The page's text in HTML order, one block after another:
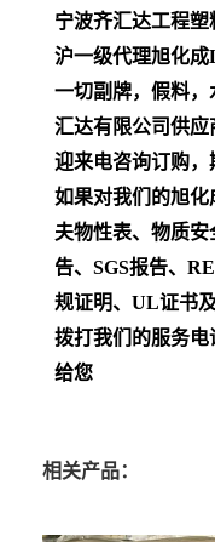
宁波齐汇达工程
沪一级代理旭化成
一切副牌，假料
汇达有限公司供
迎来电咨询订购，
如果对我们的旭化
夫物性表、物质
告、SGS报告、
规证明、UL证书
拨打我们的服务电
给您
相关产品：